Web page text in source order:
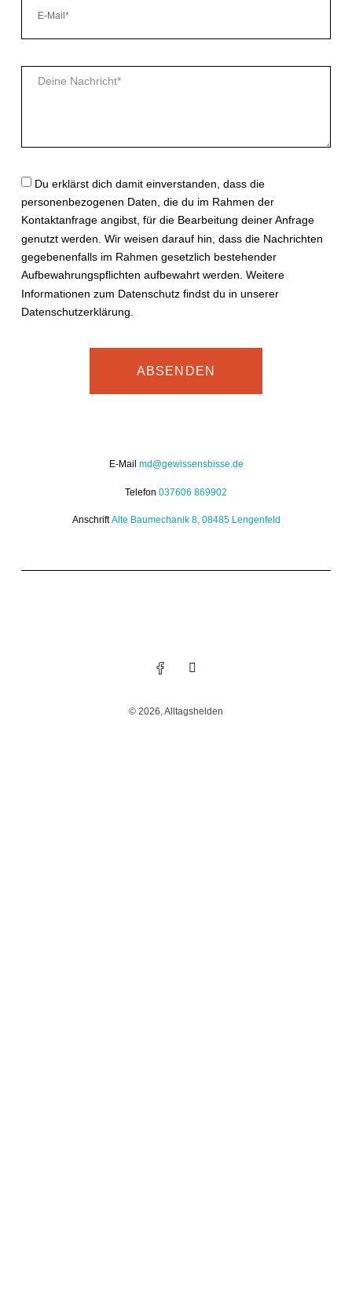
Du erklärst dich damit einverstanden, dass die
personenbezogenen Daten, die du im Rahmen der
Kontaktanfrage angibst, für die Bearbeitung deiner Anfrage
genutzt werden. Wir weisen darauf hin, dass die Nachrichten
gegebenenfalls im Rahmen gesetzlich bestehender
Aufbewahrungspflichten aufbewahrt werden. Weitere
Informationen zum Datenschutz findst du in unserer
Datenschutzerklärung.
ABSENDEN
E-Mail md@gewissensbisse.de
Telefon 037606 869902
AnschriftAlte Baumechanik 8, 08485 Lengenfeld
© 2026, Alltagshelden